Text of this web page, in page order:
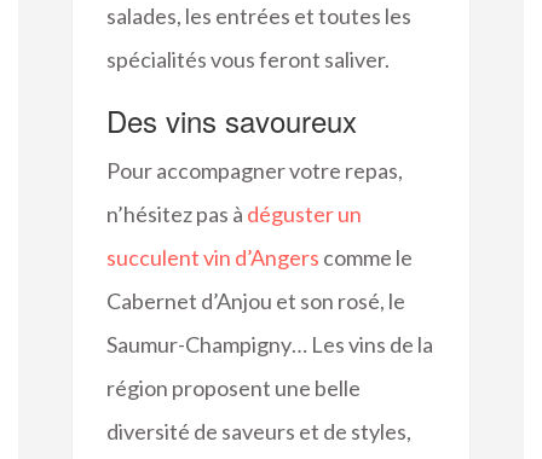
salades, les entrées et toutes les
spécialités vous feront saliver.
Des vins savoureux
Pour accompagner votre repas,
n’hésitez pas à déguster un
succulent vin d’Angers comme le
Cabernet d’Anjou et son rosé, le
Saumur-Champigny… Les vins de la
région proposent une belle
diversité de saveurs et de styles,